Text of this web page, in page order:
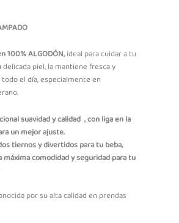
100% ALGODÓN,ideal para cuidar a tu
delicada piel, la mantiene fresca y
el día, especialmente en
suavidad y calidad , con liga en la
un mejor ajuste.
tiernos y divertidos para tu beba,
máxima comodidad y seguridad para tu
por su alta calidad en prendas